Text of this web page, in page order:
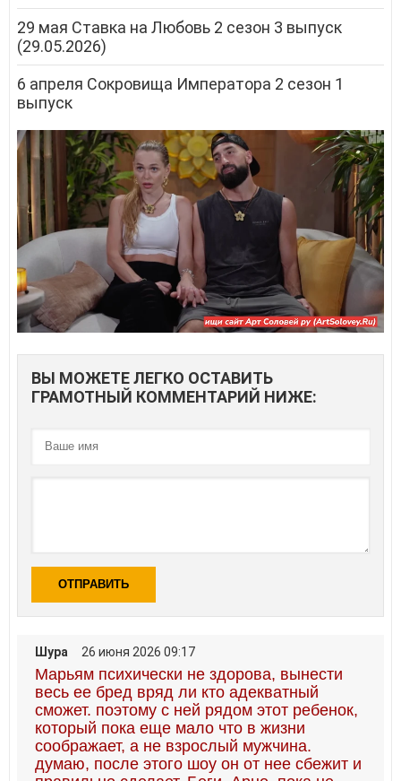
29 мая Ставка на Любовь 2 сезон 3 выпуск
(29.05.2026)
6 апреля Сокровища Императора 2 сезон 1
выпуск
ВЫ МОЖЕТЕ ЛЕГКО ОСТАВИТЬ
ГРАМОТНЫЙ КОММЕНТАРИЙ НИЖЕ:
ОТПРАВИТЬ
Шура 26 июня 2026 09:17
Марьям психически не здорова, вынести
весь ее бред вряд ли кто адекватный
сможет. поэтому с ней рядом этот ребенок,
который пока еще мало что в жизни
соображает, а не взрослый мужчина.
думаю, после этого шоу он от нее сбежит и